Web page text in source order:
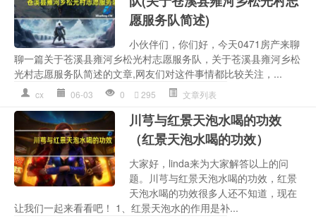
愿服务队简述)
小伙伴们，你们好，今天0471房产来聊
聊一篇关于苍溪县雍河乡松光村志愿服务队，关于苍溪县雍河乡松
光村志愿服务队简述的文章,网友们对这件事情都比较关注，...
cx 06-03 0 295 文章列表
川芎与红景天泡水喝的功效
（红景天泡水喝的功效）
大家好，linda来为大家解答以上的问
题。川芎与红景天泡水喝的功效，红景
天泡水喝的功效很多人还不知道，现在
让我们一起来看看吧！ 1、红景天泡水的作用是补...